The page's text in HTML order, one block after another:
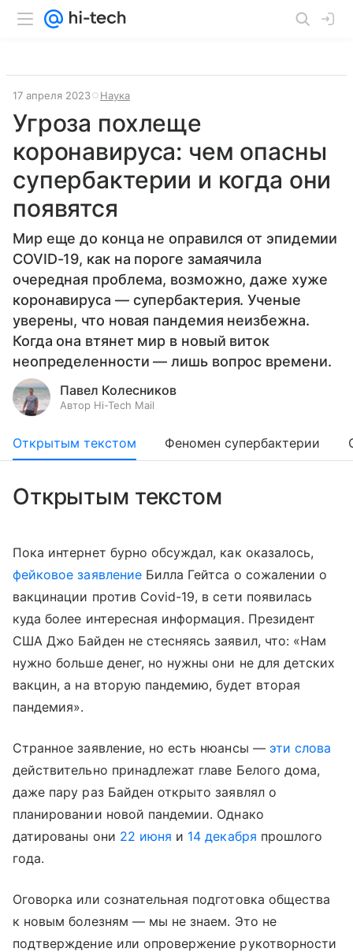
17 апреля 2023 Наука
Угроза похлеще
коронавируса: чем опасны
супербактерии и когда они
появятся
Мир еще до конца не оправился от эпидемии
COVID-19, как на пороге замаячила
очередная проблема, возможно, даже хуже
коронавируса — супербактерия. Ученые
уверены, что новая пандемия неизбежна.
Когда она втянет мир в новый виток
неопределенности — лишь вопрос времени.
Павел Колесников
Автор Hi-Tech Mail
Открытым текстом Феномен супербактерии
Открытым текстом
Пока интернет бурно обсуждал, как оказалось,
фейковое заявлениеБилла Гейтса о сожалении о
вакцинации против Covid-19, в сети появилась
куда более интересная информация. Президент
США Джо Байден не стесняясь заявил, что: «Нам
нужно больше денег, но нужны они не для детских
вакцин, а на вторую пандемию, будет вторая
пандемия».
Странное заявление, но есть нюансы — эти слова
действительно принадлежат главе Белого дома,
даже пару раз Байден открыто заявлял о
планировании новой пандемии. Однако
датированы они 22 июня и 14 декабря прошлого
года.
Оговорка или сознательная подготовка общества
к новым болезням — мы не знаем. Это не
подтверждение или опровержение рукотворности